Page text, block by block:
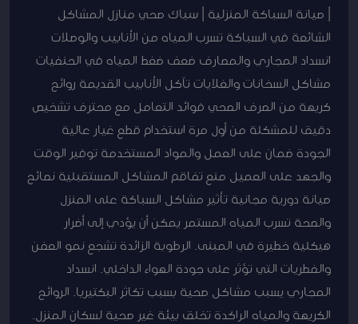
| صيانة السباكة المنزلية | سباك صحي منازل المشاكل
الشائعة في السباكة تسرب المياه من الأنابيب والوصلات
انسداد المجاري والمصارف ضعف ضغط المياه في الحنفيات
مشاكل السخانات والغلايات تآكل الأنابيب القديمة روائح
كريهة من الصرف الصحي فوائد التعامل مع محترف تشخيص
دقيق للمشكلة من أول مرة استخدام قطع غيار عالية
الجودة ضمان على العمل والمواد المستخدمة توفير الوقت
والجهد على العميل منع تفاقم المشاكل المستقبلية نصائح
صيانة دورية مجانية تأثير مشاكل السباكة على المنزل
والصحة تسرب المياه المستمر يمكن أن يؤدي إلى أضرار
هيكلية خطيرة في المبنى. الرطوبة الزائدة تشجع نمو العفن
والفطريات التي تؤثر على جودة الهواء الداخلي. انسداد
المجاري يسبب مشاكل صحية بسبب تكاثر البكتيريا. الروائح
الكريهة والمياه الراكدة تخلق بيئة غير صحية لسكان المنزل.